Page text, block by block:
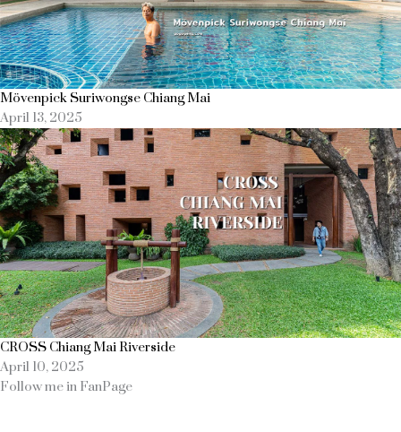
Mövenpick Suriwongse Chiang Mai
April 13, 2025
CROSS Chiang Mai Riverside
April 10, 2025
Follow me in FanPage